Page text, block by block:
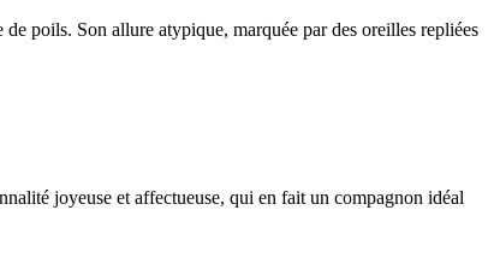
poils. Son allure atypique, marquée par des oreilles repliées
joyeuse et affectueuse, qui en fait un compagnon idéal